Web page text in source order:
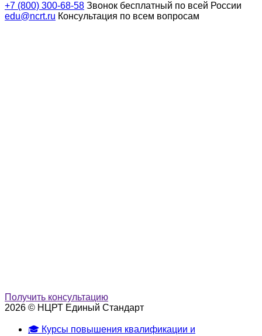
+7 (800) 300-68-58 Звонок бесплатный по всей России
edu@ncrt.ru Консультация по всем вопросам
Получить консультацию
2026 © НЦРТ Единый Стандарт
🎓 Курсы повышения квалификации и